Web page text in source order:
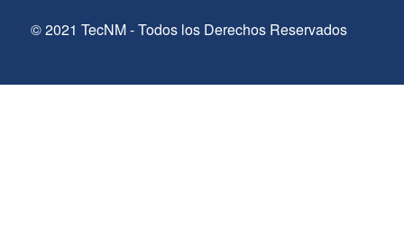
© 2021 TecNM - Todos los Derechos Reservados